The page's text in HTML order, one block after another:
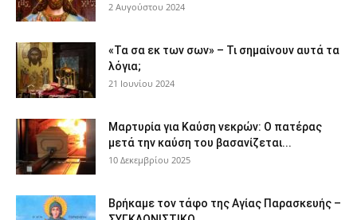
2 Αυγούστου 2024
«Τα σα εκ των σων» – Τι σημαίνουν αυτά τα
λόγια;
21 Ιουνίου 2024
Μαρτυρία για Καύση νεκρών: Ο πατέρας
μετά την καύση του βασανίζεται...
10 Δεκεμβρίου 2025
Βρήκαμε τον τάφο της Αγίας Παρασκευής –